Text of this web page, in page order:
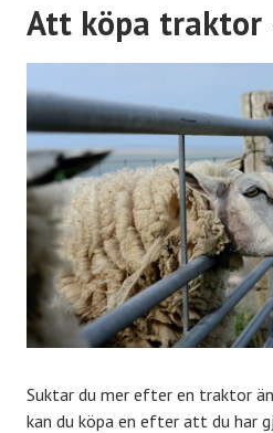
Att köpa traktor
Suktar du mer efter en traktor
kan du köpa en efter att du har